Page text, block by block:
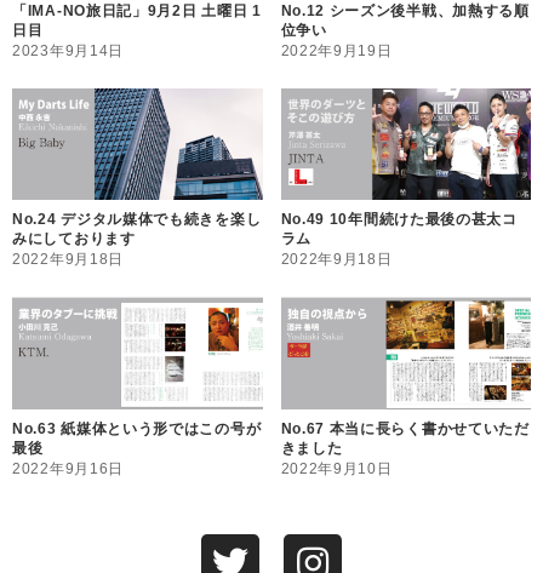
「IMA-NO旅日記」9月2日 土曜日 1
日目
2023年9月14日
No.12 シーズン後半戦、加熱する順
位争い
2022年9月19日
No.24 デジタル媒体でも続きを楽し
みにしております
2022年9月18日
No.49 10年間続けた最後の甚太コ
ラム
2022年9月18日
No.63 紙媒体という形ではこの号が
最後
2022年9月16日
No.67 本当に長らく書かせていただ
きました
2022年9月10日